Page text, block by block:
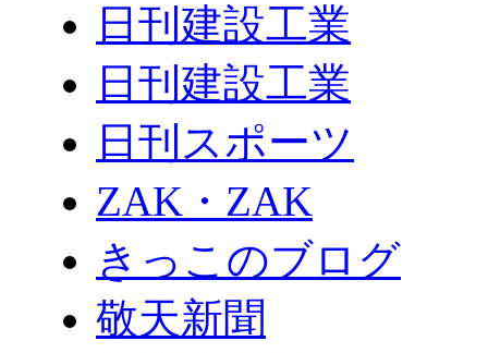
日刊建設工業
日刊建設工業
日刊スポーツ
ZAK・ZAK
きっこのブログ
敬天新聞